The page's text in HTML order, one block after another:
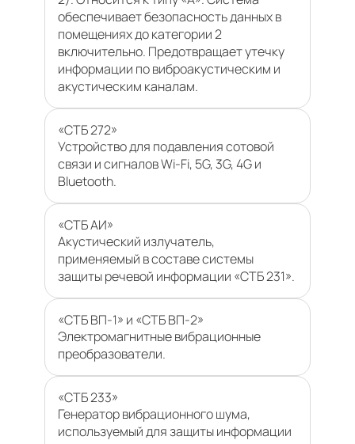
обеспечивает безопасность данных в
помещениях до категории 2
включительно. Предотвращает утечку
информации по виброакустическим и
акустическим каналам.
«СТБ 272»
Устройство для подавления сотовой
связи и сигналов Wi-Fi, 5G, 3G, 4G и
Bluetooth.
«СТБ АИ»
Акустический излучатель,
применяемый в составе системы
защиты речевой информации «СТБ 231».
«СТБ ВП-1» и «СТБ ВП-2»
Электромагнитные вибрационные
преобразователи.
«СТБ 233»
Генератор вибрационного шума,
используемый для защиты информации